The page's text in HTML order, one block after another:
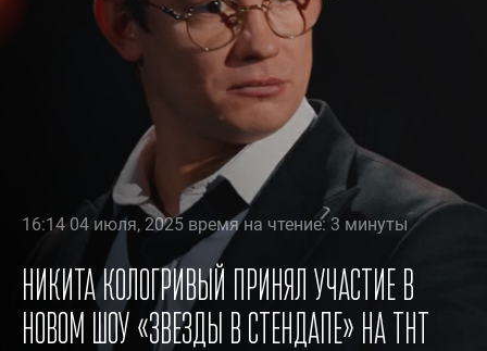
16:14 04 июля, 2025 время на чтение: 3 минуты
Никита Кологривый принял участие в
новом шоу «Звезды в стендапе» на ТНТ